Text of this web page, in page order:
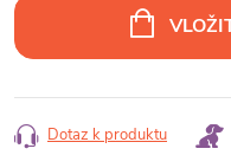
cena:
Dotaz k produktu